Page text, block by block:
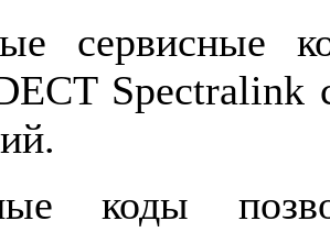
сервисные
Spectralink
коды